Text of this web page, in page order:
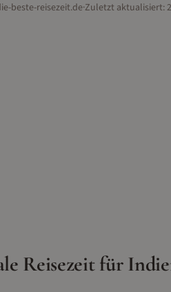
beste-reisezeit.de·Zuletzt aktualisiert:
Reisezeit für